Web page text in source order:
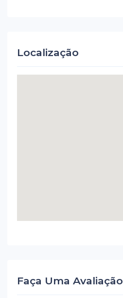
Localização
Faça Uma Avaliação